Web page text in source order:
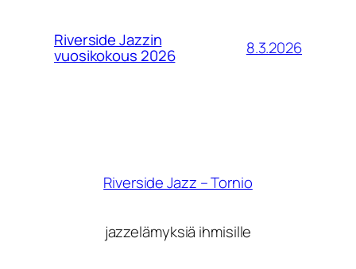
Riverside Jazzin
vuosikokous 2026 8.3.2026
Riverside Jazz – Tornio
jazzelämyksiä ihmisille